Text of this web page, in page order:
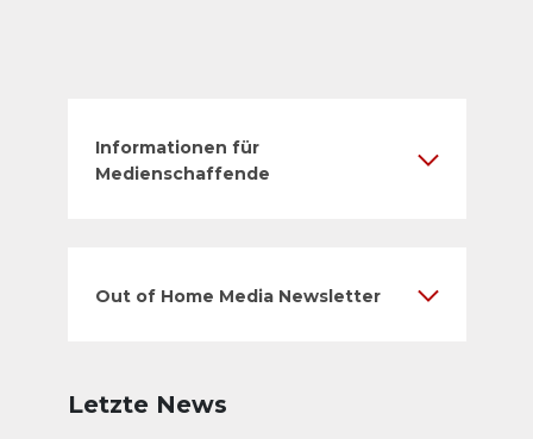
Informationen für
Medienschaffende
Out of Home Media Newsletter
Letzte News